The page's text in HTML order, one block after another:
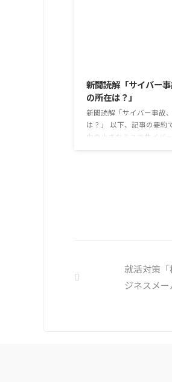
りかけと変わらず栄養も取
ふりかけのように小さな
精神的なケアをすること
減らすも ...
新聞読解「サイバー
の所在は？」
新聞読解「サイバー事故
は？」 以下、記事の要約
中の小さなミスでサイバ
従業員側に懲戒処分を行
トラブル案件 ...就活対策
ジネスメー